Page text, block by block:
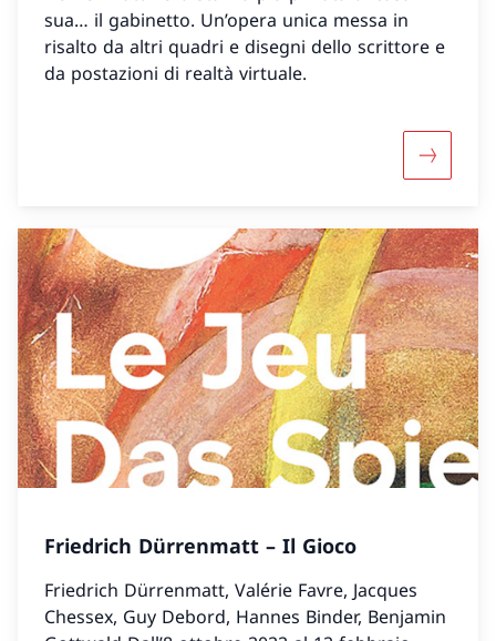
sua… il gabinetto. Un’opera unica messa in
risalto da altri quadri e disegni dello scrittore e
da postazioni di realtà virtuale.
Friedrich Dürrenmatt – Il Gioco
Friedrich Dürrenmatt, Valérie Favre, Jacques
Chessex, Guy Debord, Hannes Binder, Benjamin